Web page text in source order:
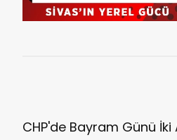
CHP'de Bayram Günü